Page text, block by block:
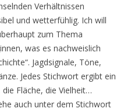
Verhältnissen
und wetterfühlig. Ich will
zum Thema
was es nachweislich
Jagdsignale, Töne,
Jedes Stichwort ergibt ein
Fläche, die Vielheit…
auch unter dem Stichwort